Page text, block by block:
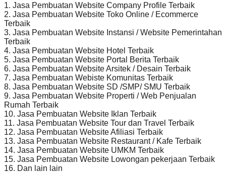
1. Jasa Pembuatan Website Company Profile Terbaik
2. Jasa Pembuatan Website Toko Online / Ecommerce
Terbaik
3. Jasa Pembuatan Website Instansi / Website Pemerintahan
Terbaik
4. Jasa Pembuatan Website Hotel Terbaik
5. Jasa Pembuatan Website Portal Berita Terbaik
6. Jasa Pembuatan Website Arsitek / Desain Terbaik
7. Jasa Pembuatan Webiste Komunitas Terbaik
8. Jasa Pembuatan Website SD /SMP/ SMU Terbaik
9. Jasa Pembuatan Website Properti / Web Penjualan
Rumah Terbaik
10. Jasa Pembuatan Website Iklan Terbaik
11. Jasa Pembuatan Website Tour dan Travel Terbaik
12. Jasa Pembuatan Website Afiliasi Terbaik
13. Jasa Pembuatan Website Restaurant / Kafe Terbaik
14. Jasa Pembuatan Website UMKM Terbaik
15. Jasa Pembuatan Website Lowongan pekerjaan Terbaik
16. Dan lain lain